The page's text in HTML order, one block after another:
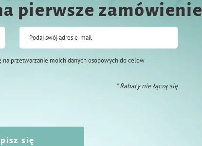
pierwsze zamówienie
Podaj swój adres e-mail
przetwarzanie moich danych osobowych do celów
* Rabaty nie łączą się
się